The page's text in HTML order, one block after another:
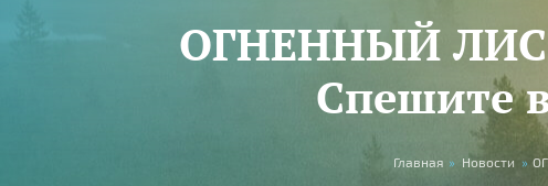
ОГНЕННЫЙ ЛИС
Спешите
Главная » Новости »